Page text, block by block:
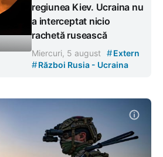
regiunea Kiev. Ucraina nu
a interceptat nicio
rachetă rusească
Miercuri, 5 august #Extern
#Război Rusia - Ucraina